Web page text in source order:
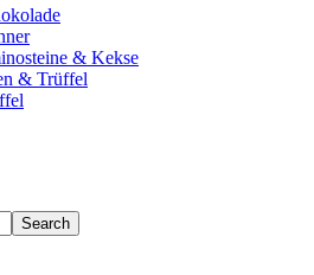
& Kekse
& Trüffel
Search